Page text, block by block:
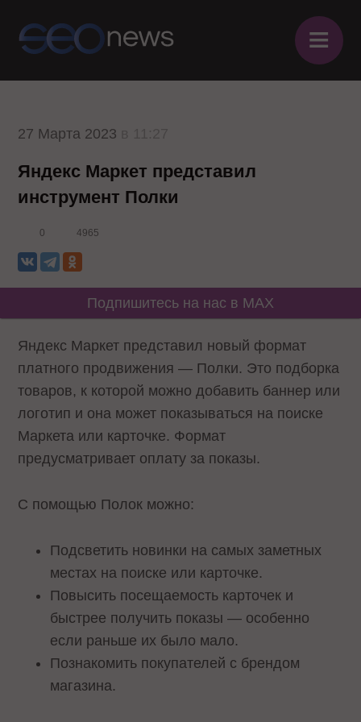
≡
27 Марта 2023
Яндекс Маркет представил
инструмент Полки
0 4965
Подпишитесь на нас в MAX
Яндекс Маркет представил новый формат
платного продвижения — Полки. Это подборка
товаров, к которой можно добавить баннер или
логотип и она может показываться на поиске
Маркета или карточке. Формат
предусматривает оплату за показы.
С помощью Полок можно:
Подсветить новинки на самых заметных
местах на поиске или карточке.
Повысить посещаемость карточек и
быстрее получить показы — особенно
если раньше их было мало.
Познакомить покупателей с брендом
магазина.